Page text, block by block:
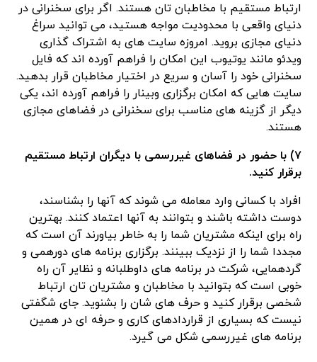
ارتباط مستقیم با مخاطبان تان هستند. اگر برای سخنرانی در
دنیای واقعی با محدودیت مواجه هستید، می توانید سراغ
دنیای مجازی بروید. امروزه سایت های به اشتراک گذاری
ویدئو مانند یوتیوب این امکان را فراهم آورده اند که فایل
سخنرانی خود را آسان و سریع در اختیار مخاطبان قرار بدهید.
سایت هایی که امکان برگزاری وبینار را فراهم آورده اند، یکی
دیگر از گزینه های مناسب برای سخنرانی در فضاهای مجازی
هستند.
۷) با حضور در فضاهای غیررسمی با دیگران ارتباط مستقیم
برقرار کنید.
افراد با کسانی وارد معامله می شوند که آنها را بشناسند،
دوست داشته باشند و بتوانند به آنها اعتماد کنند. بهترین
راه برای اینکه مشتریان شما را به خاطر بیاورند آن است که
مجددا شما را از نزدیک ببینند. برگزاری برنامه های دورهمی و
گردهمایی، شرکت در برنامه های داوطلبانه و نظایر آن راه
خوبی است که بتوانید با مخاطبان و مشتریان تان ارتباط
شخصی برقرار کنید و حرف های شان را بشنوید. جای شگفتی
نیست که بسیاری از قراردادهای کاری و حرفه ای در همین
برنامه های غیررسمی شکل می گیرد.